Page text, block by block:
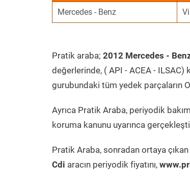
Mercedes - Benz
Pratik araba; 2012 Mercedes -
değerlerinde, ( API - ACEA -
gurubundaki tüm yedek parçaların
Ayrıca Pratik Araba, periyodik
koruma kanunu uyarınca
Pratik Araba, sonradan ortaya
Cdi aracın periyodik fiyatını,